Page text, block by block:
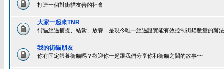
打造一個對街貓友善的社會
大家一起來TNR
街貓經過捕捉、結紮、放養，是現今唯一經過證實能有效控制街貓數量的辦
我的街貓朋友
你有固定餵養街貓嗎？歡迎你一起跟我們分享你和街貓之間的故事~~